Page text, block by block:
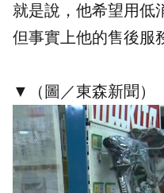
就是說，他希望用低
但事實上他的售後服
▼（圖／東森新聞）